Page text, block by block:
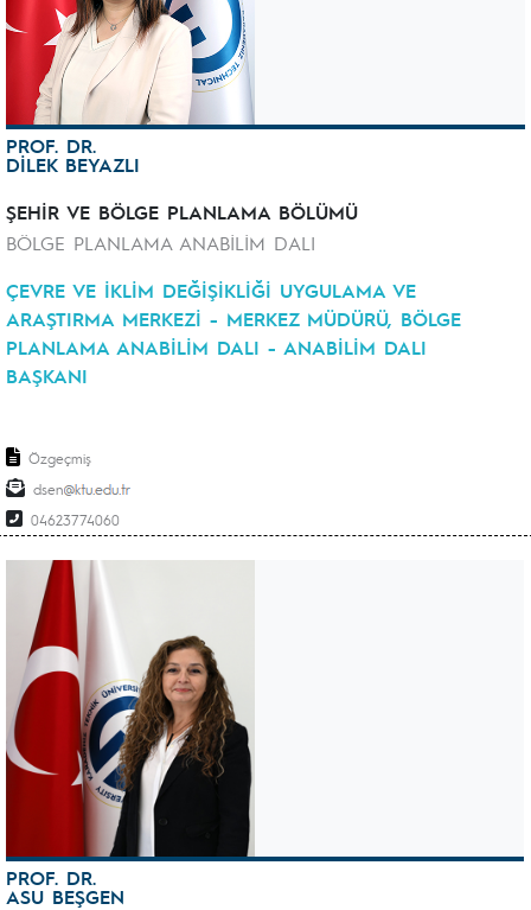
PROF. DR.
DİLEK BEYAZLI
ŞEHİR VE BÖLGE PLANLAMA BÖLÜMÜ
BÖLGE PLANLAMA ANABİLİM DALI
ÇEVRE VE İKLİM DEĞİŞİKLİĞİ UYGULAMA VE
ARAŞTIRMA MERKEZİ - MERKEZ MÜDÜRÜ, BÖLGE
PLANLAMA ANABİLİM DALI - ANABİLİM DALI
BAŞKANI
Özgeçmiş
dsen
04623774060
PROF. DR.
ASU BEŞGEN